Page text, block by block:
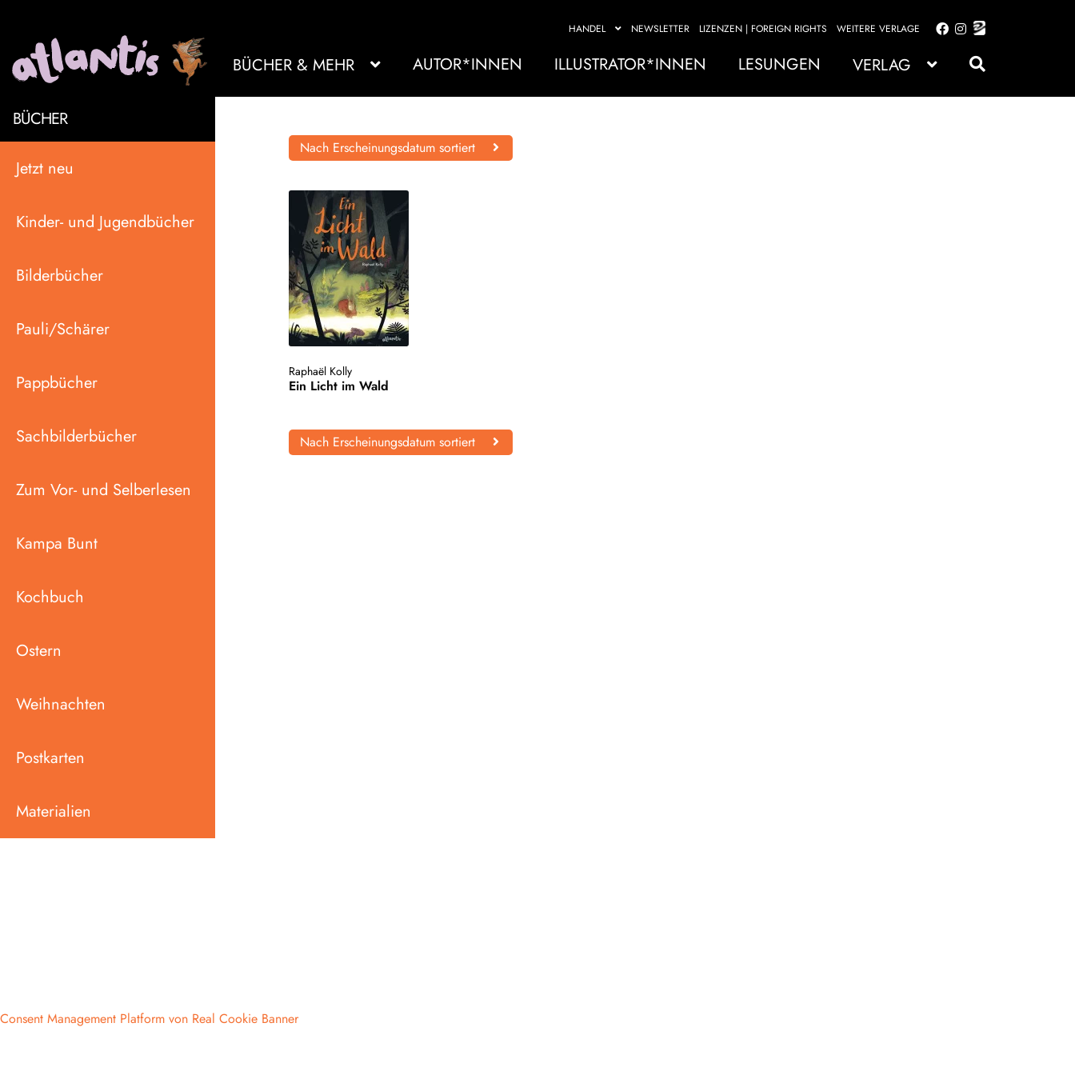
HANDEL NEWSLETTER LIZENZEN | FOREIGN RIGHTS WEITERE VERLAGE
Zur
springen
Zum
springen
BÜCHER & MEHR AUTOR*INNEN ILLUSTRATOR*INNEN LESUNGEN VERLAG
BÜCHER
Jetzt neu
Kinder- und Jugendbücher
Bilderbücher
Pauli/Schärer
Pappbücher
Sachbilderbücher
Zum Vor- und Selberlesen
Kampa Bunt
Kochbuch
Ostern
Weihnachten
Postkarten
Materialien
Nach Erscheinungsdatum sortiert
Raphaël Kolly
Ein Licht im Wald
Nach Erscheinungsdatum sortiert
Consent Management Platform von Real Cookie Banner